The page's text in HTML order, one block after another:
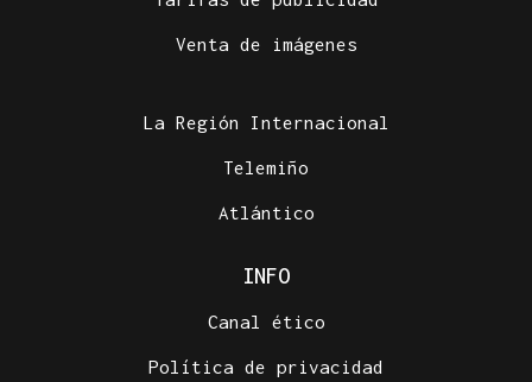
Venta de imágenes
La Región Internacional
Telemiño
Atlántico
INFO
Canal ético
Política de privacidad